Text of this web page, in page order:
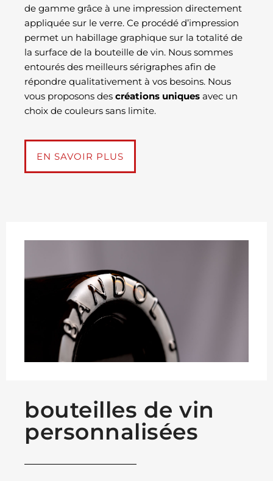
de gamme grâce à une impression directement
appliquée sur le verre. Ce procédé d’impression
permet un habillage graphique sur la totalité de
la surface de la bouteille de vin. Nous sommes
entourés des meilleurs sérigraphes afin de
répondre qualitativement à vos besoins. Nous
vous proposons des créations uniques avec un
choix de couleurs sans limite.
EN SAVOIR PLUS
bouteilles de vin
personnalisées